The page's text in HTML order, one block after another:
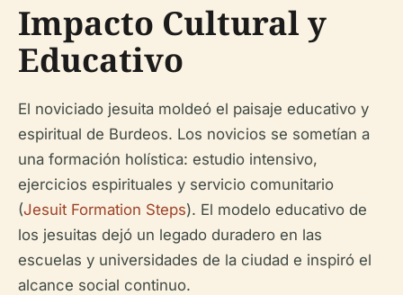
Impacto Cultural y
Educativo
El noviciado jesuita moldeó el paisaje educativo y
espiritual de Burdeos. Los novicios se sometían a
una formación holística: estudio intensivo,
ejercicios espirituales y servicio comunitario
(Jesuit Formation Steps). El modelo educativo de
los jesuitas dejó un legado duradero en las
escuelas y universidades de la ciudad e inspiró el
alcance social continuo.